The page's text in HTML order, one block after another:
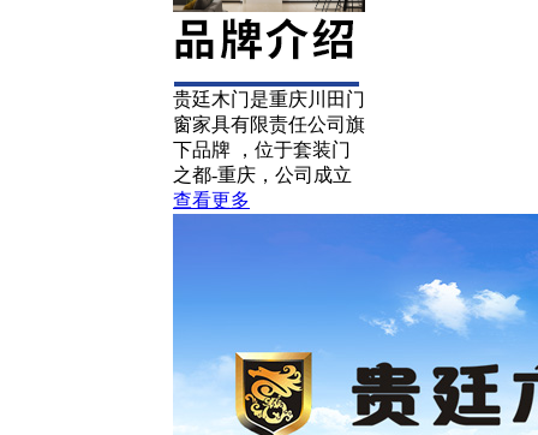
贵廷木门是重庆川田门
窗家具有限责任公司旗
下品牌 ，位于套装门
之都-重庆，公司成立
查看更多